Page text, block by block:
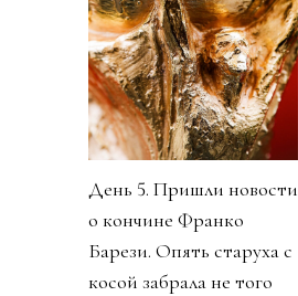
День 5. Пришли новости
о кончине Франко
Барези. Опять старуха с
косой забрала не того